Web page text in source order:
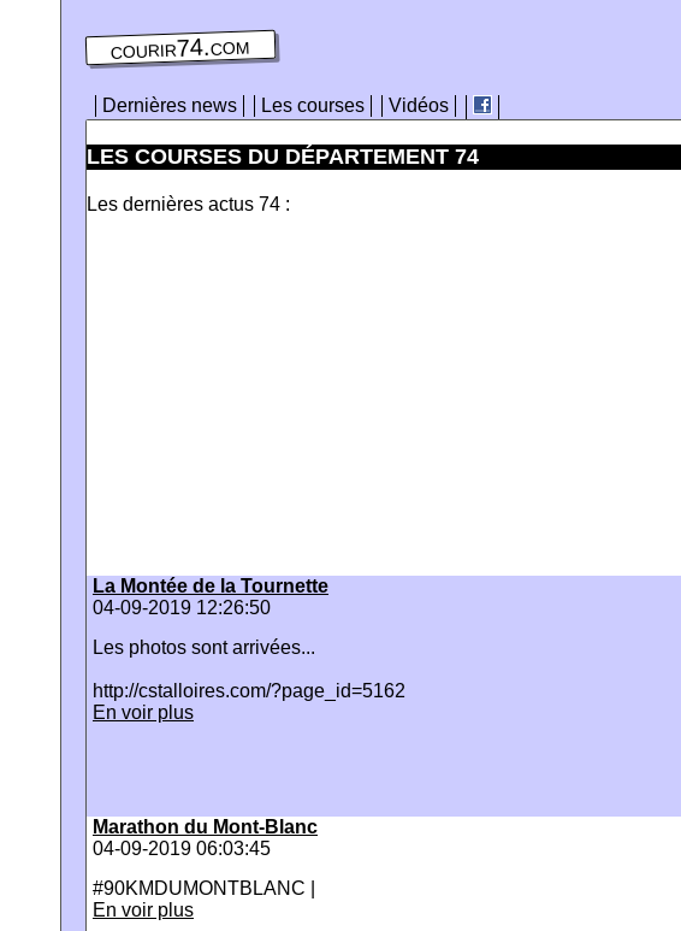
courir74.com
Dernières news Les courses Vidéos
LES COURSES DU DÉPARTEMENT 74
Les dernières actus 74 :
La Montée de la Tournette
04-09-2019 12:26:50
Les photos sont arrivées...
http://cstalloires.com/?page_id=5162
En voir plus
Marathon du Mont-Blanc
04-09-2019 06:03:45
#90KMDUMONTBLANC |
En voir plus